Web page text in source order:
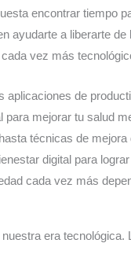
encontrar tiempo
ayudarte a liberarte
vez más
de
mejorar tu salud
técnicas de mejora
digital para
cada vez más
era